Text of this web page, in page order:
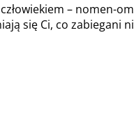
– nomen-
się Ci, co zabiegani